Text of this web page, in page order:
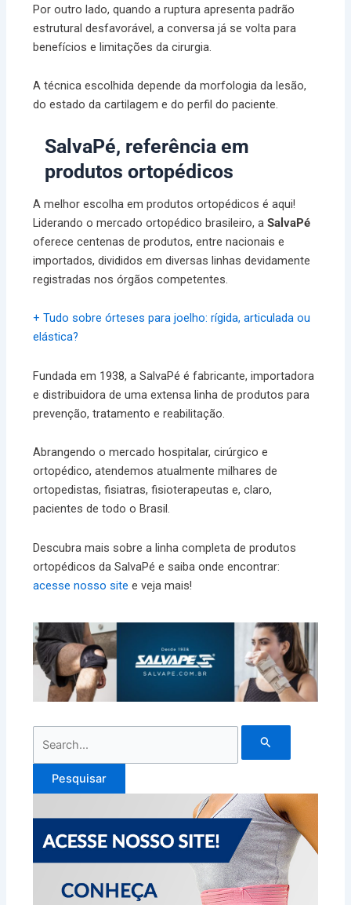
Por outro lado, quando a ruptura apresenta padrão
estrutural desfavorável, a conversa já se volta para
benefícios e limitações da cirurgia.
A técnica escolhida depende da morfologia da lesão,
do estado da cartilagem e do perfil do paciente.
SalvaPé, referência em
produtos ortopédicos
A melhor escolha em produtos ortopédicos é aqui!
Liderando o mercado ortopédico brasileiro, aSalvaPé
oferece centenas de produtos, entre nacionais e
importados, divididos em diversas linhas devidamente
registradas nos órgãos competentes.
+ Tudo sobre órteses para joelho: rígida, articulada ou
elástica?
Fundada em 1938, a SalvaPé é fabricante, importadora
e distribuidora de uma extensa linha de produtos para
prevenção, tratamento e reabilitação.
Abrangendo o mercado hospitalar, cirúrgico e
ortopédico, atendemos atualmente milhares de
ortopedistas, fisiatras, fisioterapeutas e, claro,
pacientes de todo o Brasil.
Descubra mais sobre a linha completa de produtos
ortopédicos da SalvaPé e saiba onde encontrar:
acesse nosso site e veja mais!
por: